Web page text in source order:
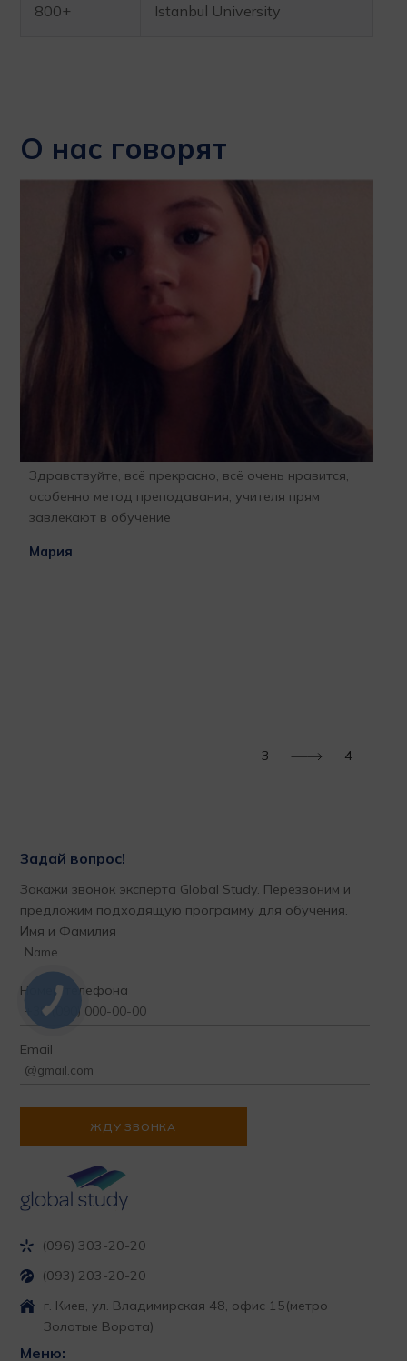
800+ Istanbul University
О нас говорят
Здравствуйте, всё прекрасно, всё очень нравится,
особенно метод преподавания, учителя прям
завлекают в обучение
Мария
3 4
(096) 303-20-20
(093) 203-20-20
г. Киев, ул. Владимирская 48, офис 15(метро
Золотые Ворота)
Меню:
Задай вопрос!
Закажи звонок эксперта Global Study. Перезвоним и
предложим подходящую программу для обучения.
Имя и Фамилия
Номер телефона
Email